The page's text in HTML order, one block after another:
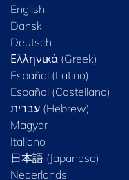
English
Dansk
Deutsch
Ελληνικά (Greek)
Español (Latino)
Español (Castellano)
Magyar
Italiano
日本語 (Japanese)
Nederlands